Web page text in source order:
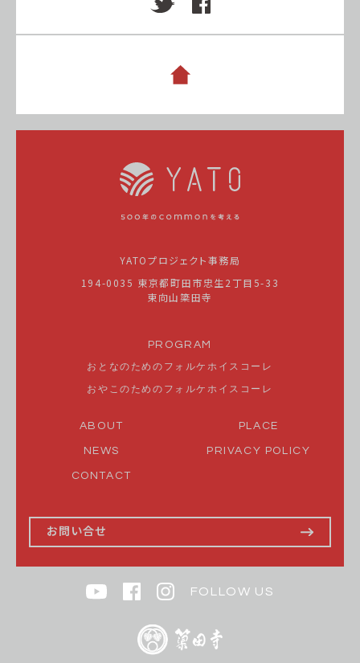
YATOプロジェクト事務局
194-0035 東京都町田市忠生2丁目5-33
東向山簗田寺
PROGRAM
おとなのためのフォルケホイスコーレ
おやこのためのフォルケホイスコーレ
ABOUT
NEWS
CONTACT
PLACE
PRIVACY POLICY
お問い合せ
FOLLOW US